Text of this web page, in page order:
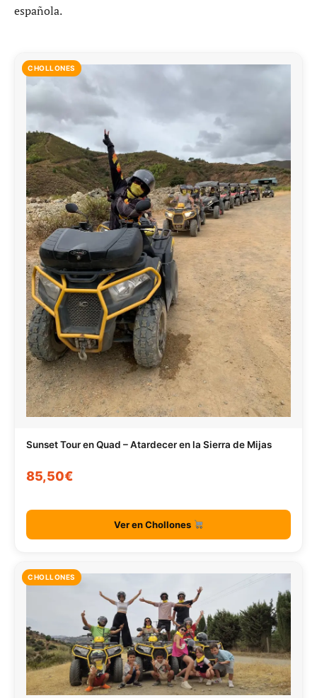
española.
CHOLLONES
Sunset Tour en Quad – Atardecer en la Sierra de Mijas
85,50€
Ver en Chollones
CHOLLONES